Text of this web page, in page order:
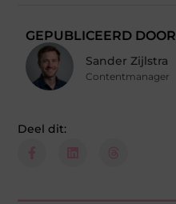
GEPUBLICEERD DOOR
Sander Zijlstra
Contentmanager
Deel dit: